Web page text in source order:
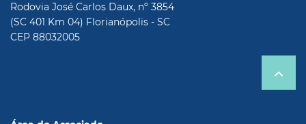
Rodovia José Carlos Daux, nº 3854
(SC 401 Km 04) Florianópolis - SC
CEP 88032005